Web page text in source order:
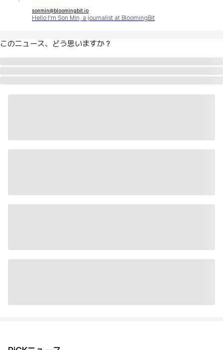
sonmin@bloomingbit.io
Hello I’m Son Min, a journalist at BloomingBit
このニュース、どう思いますか？